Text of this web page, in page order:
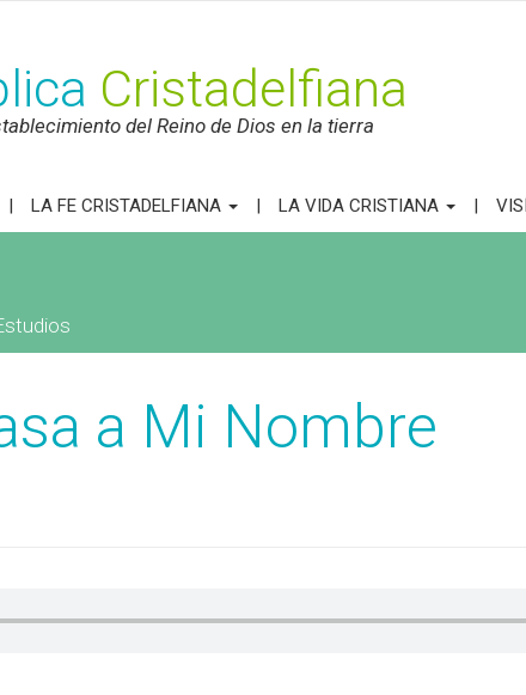
Cristadelfiana
del Reino de Dios en la tierra
LA FE CRISTADELFIANA LA VIDA CRISTIANA
a Mi Nombre